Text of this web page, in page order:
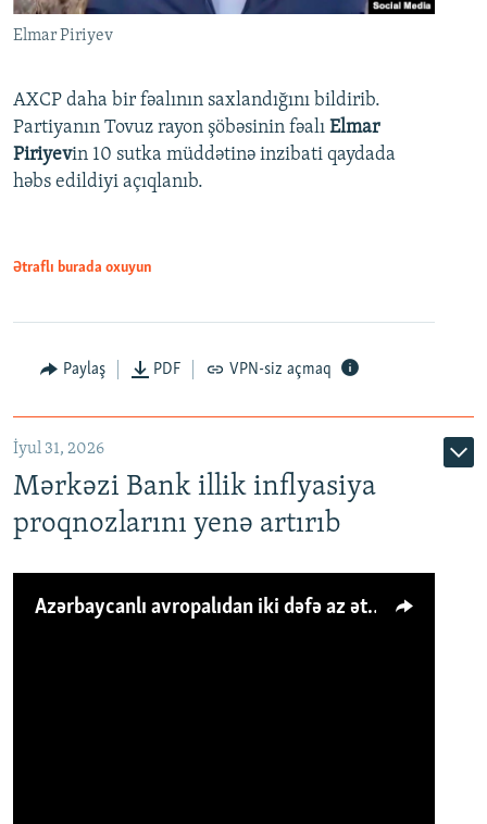
Elmar Piriyev
AXCP daha bir fəalının saxlandığını bildirib.
Partiyanın Tovuz rayon şöbəsinin fəalı Elmar
Piriyevin 10 sutka müddətinə inzibati qaydada
həbs edildiyi açıqlanıb.
Ətraflı burada oxuyun
Paylaş PDF VPN-siz açmaq
İyul 31, 2026
Mərkəzi Bank illik inflyasiya
proqnozlarını yenə artırıb
Azərbaycanlı avropalıdan iki dəfə az ət yeyir, amma... 'Qiymət artımı qaçılmazdır'